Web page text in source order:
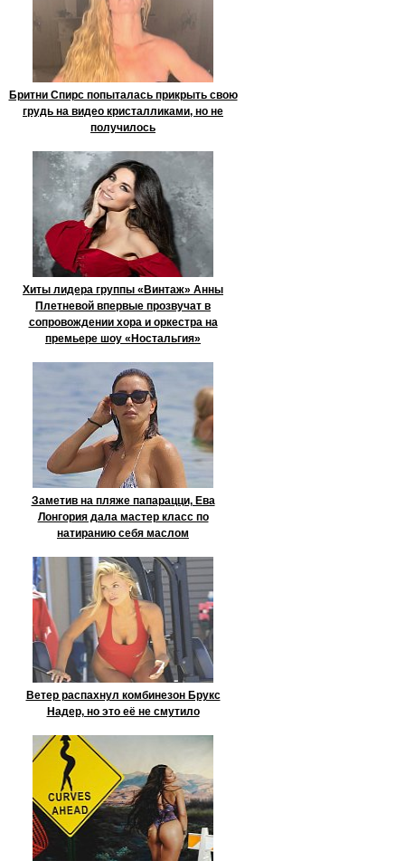
Бритни Спирс попыталась прикрыть свою
грудь на видео кристалликами, но не
получилось
Хиты лидера группы «Винтаж» Анны
Плетневой впервые прозвучат в
сопровождении хора и оркестра на
премьере шоу «Ностальгия»
Заметив на пляже папарацци, Ева
Лонгория дала мастер класс по
натиранию себя маслом
Ветер распахнул комбинезон Брукс
Надер, но это её не смутило